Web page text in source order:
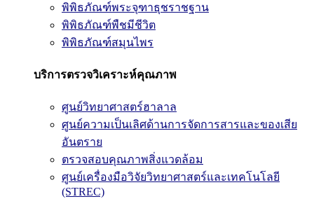
พิพิธภัณฑ์พระจุฑาธุชราชฐาน
พิพิธภัณฑ์พืชมีชีวิต
พิพิธภัณฑ์สมุนไพร
บริการตรวจวิเคราะห์คุณภาพ
ศูนย์วิทยาศาสตร์ฮาลาล
ศูนย์ความเป็นเลิศด้านการจัดการสารและของเสีย
อันตราย
ตรวจสอบคุณภาพสิ่งแวดล้อม
ศูนย์เครื่องมือวิจัยวิทยาศาสตร์และเทคโนโลยี
(STREC)